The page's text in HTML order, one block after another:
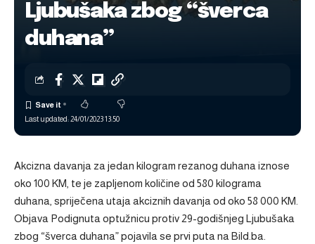
Ljubušaka zbog “šverca
duhana”
Last updated: 24/01/2023 13:50
Akcizna davanja za jedan kilogram rezanog duhana iznose
oko 100 KM, te je zapljenom količine od 580 kilograma
duhana, spriječena utaja akciznih davanja od oko 58 000 KM.
Objava Podignuta optužnicu protiv 29-godišnjeg Ljubušaka
zbog “šverca duhana”pojavila se prvi puta na Bild.ba